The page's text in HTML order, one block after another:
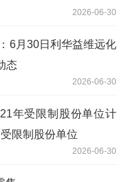
2026-06-30
6月30日利华益维远化
态
2026-06-30
年受限制股份单位计
限制股份单位
2026-06-30